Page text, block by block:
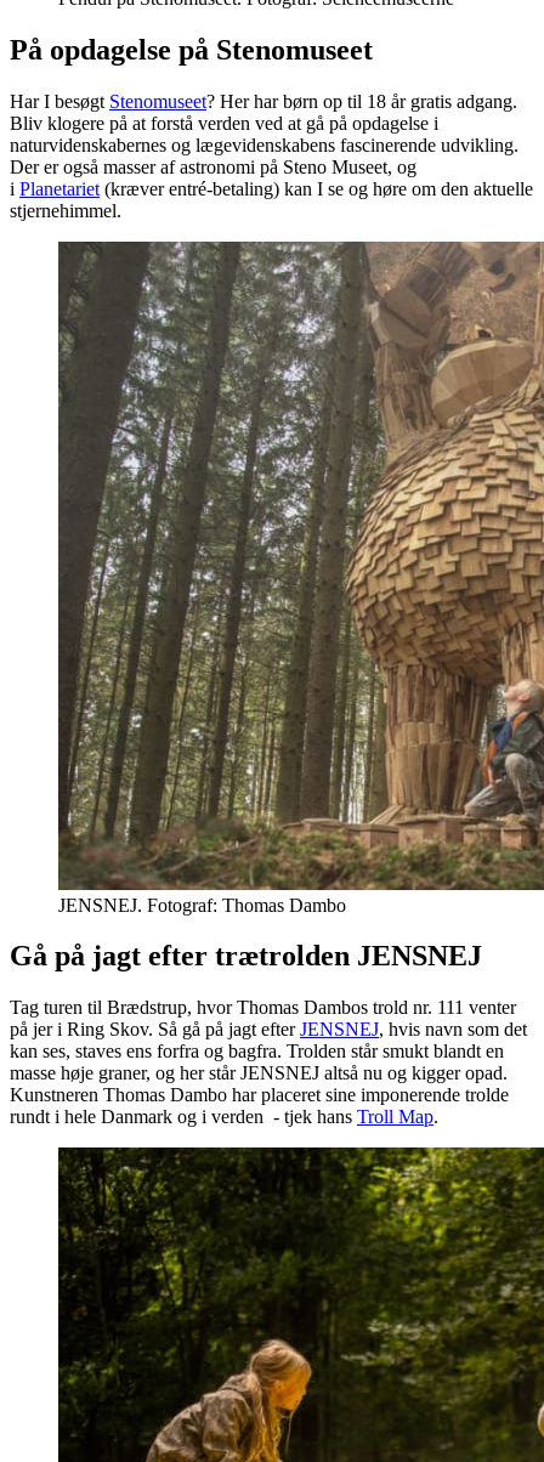
På opdagelse på Stenomuseet
Har I besøgt Stenomuseet? Her har børn op til 18 år gratis adgang.
Bliv klogere på at forstå verden ved at gå på opdagelse i
naturvidenskabernes og lægevidenskabens fascinerende udvikling.
Der er også masser af astronomi på Steno Museet, og
i Planetariet (kræver entré-betaling) kan I se og høre om den aktuelle
stjernehimmel.
JENSNEJ. Fotograf: Thomas Dambo
Gå på jagt efter trætrolden JENSNEJ
Tag turen til Brædstrup, hvor Thomas Dambos trold nr. 111 venter
på jer i Ring Skov. Så gå på jagt efterJENSNEJ, hvis navn som det
kan ses, staves ens forfra og bagfra. Trolden står smukt blandt en
masse høje graner, og her står JENSNEJ altså nu og kigger opad.
Kunstneren Thomas Dambo har placeret sine imponerende trolde
rundt i hele Danmark og i verden - tjek hans Troll Map.